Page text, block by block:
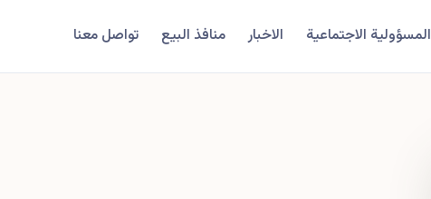
المسؤولية الاجتماعية الاخبار منافذ البيع تواصل معنا